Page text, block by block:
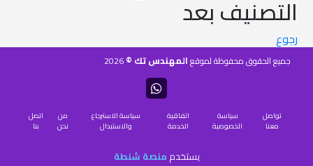
التصنيف بعد
رجوع
جميع الحقوق محفوظة لموقعالمهندس تك ©2026
تواصل
معنا
سياسة
الخصوصية
اتفاقية
الخدمة
سياسة الاسترجاع
والاستبدال
من
نحن
اتصل
بنا
يستخدم منصة شنطة